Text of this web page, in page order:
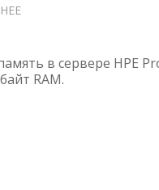
RAM
НА
в сервере HPE
RAM.